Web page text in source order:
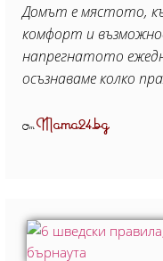
Домът е мястото,
комфорт и
напрегнатото
осъзнаваме колко
ОтMama24.bg